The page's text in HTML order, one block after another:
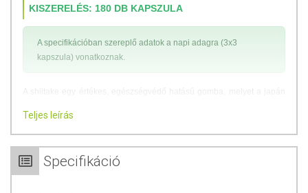
KISZERELÉS: 180 DB KAPSZULA
A specifikációban szereplő adatok a napi adagra (3x3
kapszula) vonatkoznak.
gyomorfájás, székrekedés és fejfájás enyhítésére, valamint az elhízás
kezelésére alkalmazzák. A shiitake koleszterinszint-szabályozó,
immunrendszer-erősítő és vitalizáló tulajdonságokkal rendelkezik.
Fontos hatóanyagai elősegítik a sejtes immunitás szabályozását, a
Teljes leírás
Specifikáció